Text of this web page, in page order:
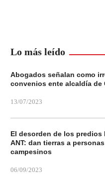
Lo más leído
Abogados señalan como
convenios ente alcaldía de
13/07/2023
El desorden de los predios
ANT: dan tierras a
campesinos
06/09/2023